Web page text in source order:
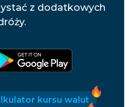
z dodatkowych
kursu walut